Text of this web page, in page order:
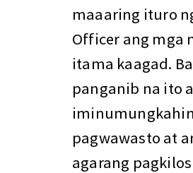
maaaring ituro
Officer ang mga
itama kaagad.
panganib na ito
pagwawasto at
agarang